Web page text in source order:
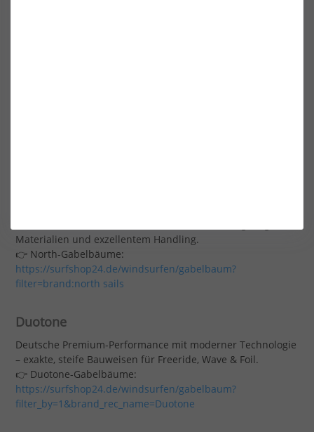
Materialien und exzellentem Handling.
👉 North-Gabelbäume:
https://surfshop24.de/windsurfen/gabelbaum?
filter=brand:north sails
Duotone
Deutsche Premium-Performance mit moderner Technologie
– exakte, steife Bauweisen für Freeride, Wave & Foil.
👉 Duotone-Gabelbäume:
https://surfshop24.de/windsurfen/gabelbaum?
filter_by=1&brand_rec_name=Duotone